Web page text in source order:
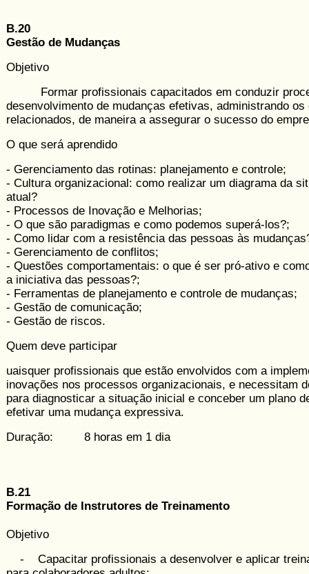
B.20
Gestão de Mudanças
Objetivo
Formar profissionais capacitados em con­duzir
desenvolvimento de mudanças efetivas, administrando os
relacionados, de maneira a asse­gurar o sucesso do
O que será aprendido
- Gerenciamento das rotinas: planeja­mento e controle;
- Cultura organizacional: como realizar um diagrama da
atual?
- Processos de Inovação e Melhorias;
- O que são paradigmas e como pode­mos superá-los?;
- Como lidar com a resistência das pes­soas às
- Gerenciamento de conflitos;
- Questões comportamentais: o que é ser pró-ativo e
a ini­ciativa das pessoas?;
- Ferramentas de planejamento e con­trole de mudanças;
- Gestão de comunicação;
- Gestão de riscos.
Quem deve participar
uaisquer profissionais que estão envol­vidos com a
inovações nos processos organizacionais, e ne­cessi­tam
para diagnos­ticar a si­tua­­ção inicial e conceber um pla­no
efetivar uma mudança ex­pressiva.
Duração: 8 horas em 1 dia
B.21
Formação de Instrutores de Treinamento
Objetivo
- Capacitar profissionais a desenvolver e aplicar